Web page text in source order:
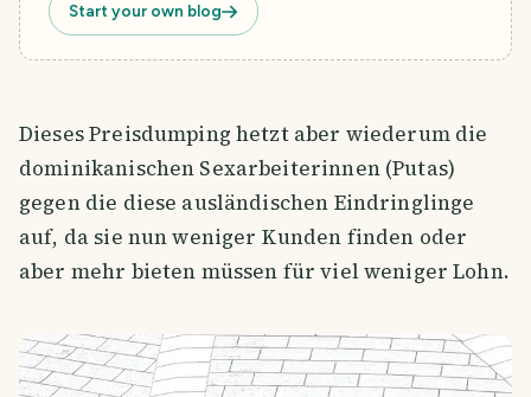
Start your own blog
Dieses Preisdumping hetzt aber wiederum die
dominikanischen Sexarbeiterinnen (Putas)
gegen die diese ausländischen Eindringlinge
auf, da sie nun weniger Kunden finden oder
aber mehr bieten müssen für viel weniger Lohn.